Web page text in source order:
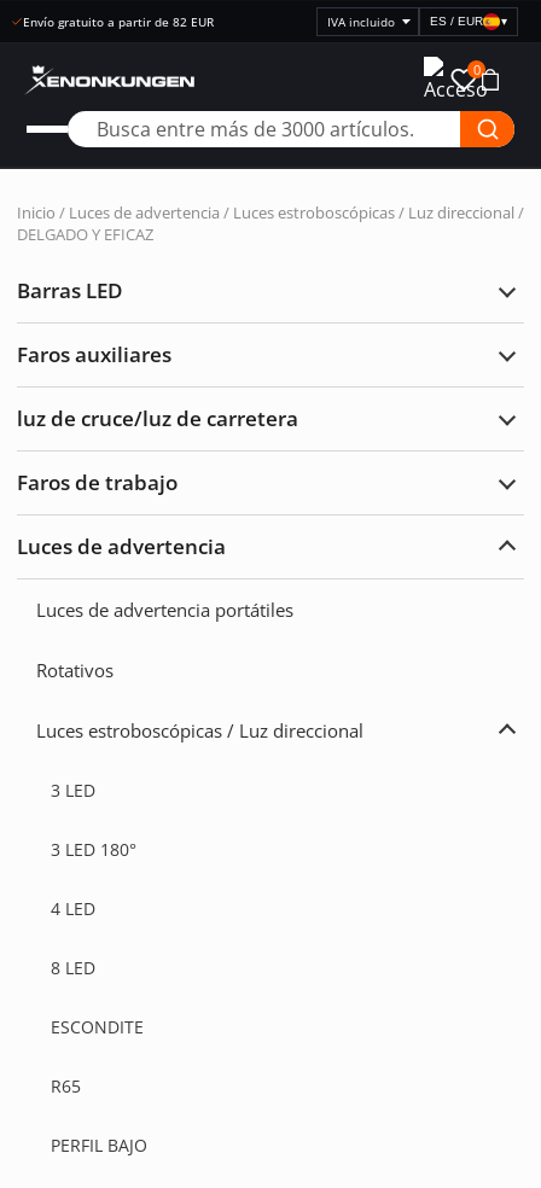
Envío gratuito a partir de 82 EUR
Seleccionar
visualización
precios
ES / EUR ▾
0
Inicio / Luces de advertencia / Luces estroboscópicas / Luz direccional /
DELGADO Y EFICAZ
Barras LED
Faros auxiliares
luz de cruce/luz de carretera
Faros de trabajo
Luces de advertencia
Luces de advertencia portátiles
Rotativos
Luces estroboscópicas / Luz direccional
3 LED
3 LED 180°
4 LED
8 LED
ESCONDITE
R65
PERFIL BAJO